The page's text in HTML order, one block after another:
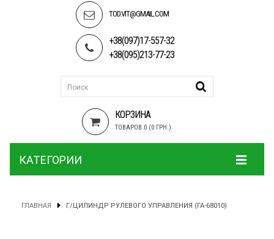
TOD.VIT@GMAIL.COM
+38(097)17-557-32
+38(095)213-77-23
КОРЗИНА
ТОВАРОВ 0 (0 ГРН.)
КАТЕГОРИИ
ГЛАВНАЯ Г/ЦИЛИНДР РУЛЕВОГО УПРАВЛЕНИЯ (ГА-68010)